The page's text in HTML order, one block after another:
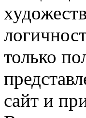
только
сайт и